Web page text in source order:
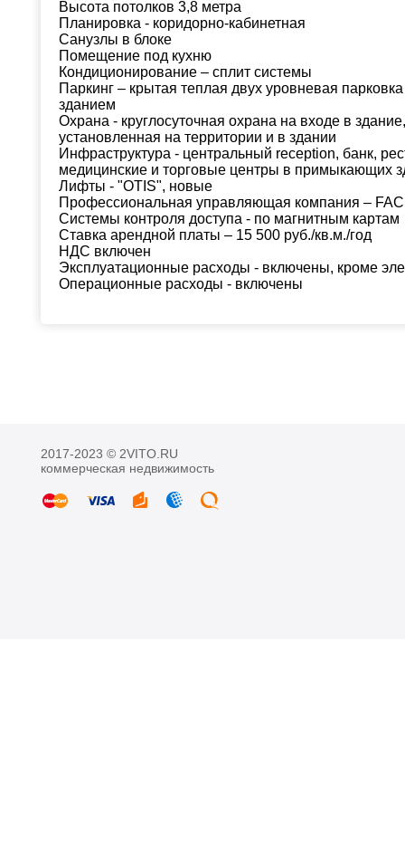
Высота потолков 3,8 метра
Планировка - коридорно-кабинетная
Санузлы в блоке
Помещение под кухню
Кондиционирование – сплит системы
Паркинг – крытая теплая двух уровневая
зданием
Охрана - круглосуточная охрана на входе в
установленная на территории и в здании
Инфраструктура - центральный reception, банк,
медицинские и торговые центры в примыкающих
Лифты - "OTIS", новые
Профессиональная управляющая компания –
Системы контроля доступа - по магнитным картам
Ставка арендной платы – 15 500 руб./кв.м./год
НДС включен
Эксплуатационные расходы - включены, кроме
Операционные расходы - включены
2017-2023 © 2VITO.RU
коммерческая недвижимость